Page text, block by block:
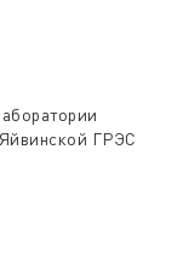
ГРЭС